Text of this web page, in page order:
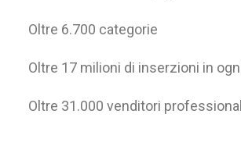
Oltre 6.700 categorie
Oltre 17 milioni di inserzioni in
Oltre 31.000 venditori